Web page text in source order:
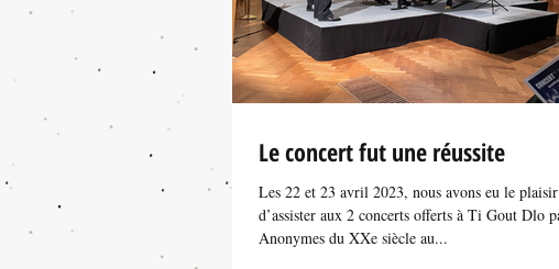
Le concert fut une réussite
Les 22 et 23 avril 2023, nous avons eu le plaisir
d’assister aux 2 concerts offerts à Ti Gout Dlo par les
Anonymes du XXe siècle au...